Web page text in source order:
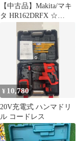
【中古品】Makita/マキ
タ HR162DRFX ☆
14.4v充電式ハンマドリ
ル/青/バッテリー1個・
充電器 [IT_QI3PG][岡
岩][M05]
¥ 10,780
20V充電式 ハンマドリ
ル コードレス